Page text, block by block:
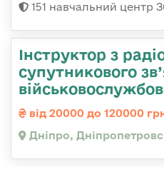
151 навчальний центр
Інструктор з
супутникового
від 20000 до 120000
Дніпро,